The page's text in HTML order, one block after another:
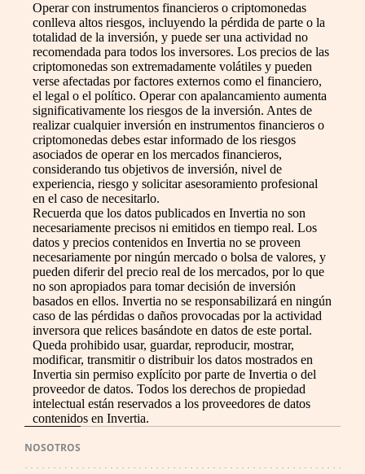
Operar con instrumentos financieros o criptomonedas
conlleva altos riesgos, incluyendo la pérdida de parte o la
totalidad de la inversión, y puede ser una actividad no
recomendada para todos los inversores. Los precios de las
criptomonedas son extremadamente volátiles y pueden
verse afectadas por factores externos como el financiero,
el legal o el político. Operar con apalancamiento aumenta
significativamente los riesgos de la inversión. Antes de
realizar cualquier inversión en instrumentos financieros o
criptomonedas debes estar informado de los riesgos
asociados de operar en los mercados financieros,
considerando tus objetivos de inversión, nivel de
experiencia, riesgo y solicitar asesoramiento profesional
en el caso de necesitarlo.
Recuerda que los datos publicados en Invertia no son
necesariamente precisos ni emitidos en tiempo real. Los
datos y precios contenidos en Invertia no se proveen
necesariamente por ningún mercado o bolsa de valores, y
pueden diferir del precio real de los mercados, por lo que
no son apropiados para tomar decisión de inversión
basados en ellos. Invertia no se responsabilizará en ningún
caso de las pérdidas o daños provocadas por la actividad
inversora que relices basándote en datos de este portal.
Queda prohibido usar, guardar, reproducir, mostrar,
modificar, transmitir o distribuir los datos mostrados en
Invertia sin permiso explícito por parte de Invertia o del
proveedor de datos. Todos los derechos de propiedad
intelectual están reservados a los proveedores de datos
contenidos en Invertia.
NOSOTROS